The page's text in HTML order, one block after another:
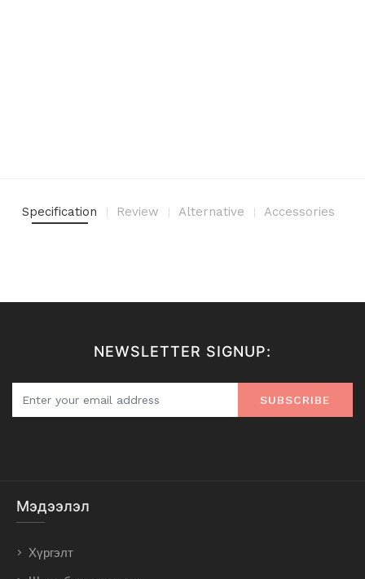
Specification Review Alternative Accessories
NEWSLETTER SIGNUP:
SUBSCRIBE
Мэдээлэл
Хүргэлт